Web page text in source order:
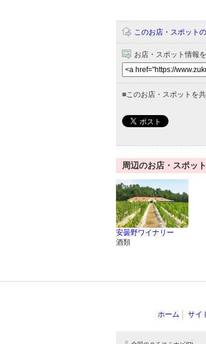
このお店・スポット
お店・スポット情報
■このお店・スポットを
周辺のお店・スポット
安曇野ワイナリー
酒類
ホーム サイ